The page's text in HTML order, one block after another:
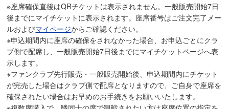
※座席確保直後はQRチケットは表示されません。一般販売開始7日
後までにマイチケットに表示されます。座席番号はご注文完了メー
ルおよびマイページからご確認ください。
※申込期間内に座席の確保をされなかった場合、お申込ごとにクラ
ブ側で配席し、一般販売開始7日後までにマイチケットページへ表
示します。
※ファンクラブ先行販売・一般販売開始後、申込期間内にチケット
が完売した場合はクラブ側で配席となりますので、ご自身で座席を
確保されたい場合はお早めのお手続きをお願いいたします。